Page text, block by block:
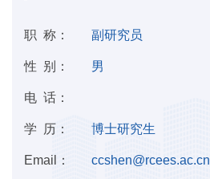
职 称： 副研究员
性 别： 男
电 话：
学 历： 博士研究生
Email： ccshen@rcees.ac.cn